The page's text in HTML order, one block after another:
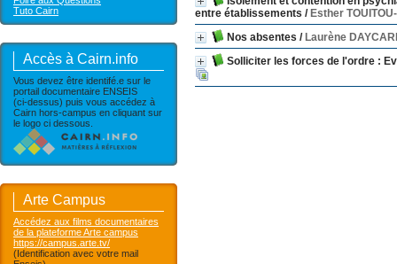
Tuto Cairn
Accès à Cairn.info
Vous devez être identifé.e sur le
portail documentaire ENSEIS
(ci-dessus) puis vous accédez à
Cairn hors-campus en cliquant sur
le logo ci dessous.
Arte Campus
Accédez aux films documentaires
de la plateforme Arte campus
https://campus.arte.tv/
(Identification avec votre mail
entre établissements / Esther
Nos absentes / Laurène
Solliciter les forces de l'ordre :